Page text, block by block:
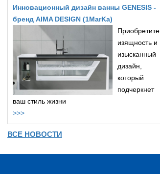
Инновационный дизайн ванны GENESIS -
бренд AIMA DESIGN (1MarKa)
Приобретите
изящность и
изысканный
дизайн,
который
подчеркнет
ваш стиль жизни
>>>
ВСЕ НОВОСТИ